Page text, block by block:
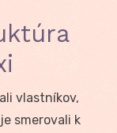
vlastníkov,
smerovali k